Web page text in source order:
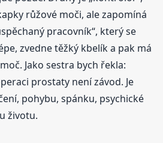
růžové moči, ale zapomíná
pracovník“, který se
zvedne těžký kbelík a pak má
Jako sestra bych řekla:
prostaty není závod. Je
pohybu, spánku, psychické
životu.